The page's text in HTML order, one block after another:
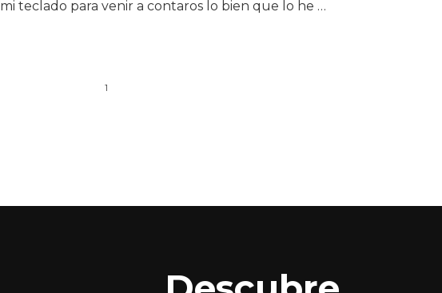
mi teclado para venir a contaros lo bien que lo he …
1